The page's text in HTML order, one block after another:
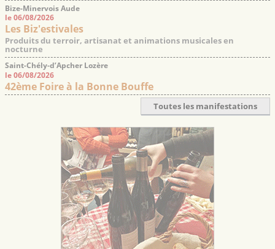
Bize-Minervois Aude
le 06/08/2026
Les Biz'estivales
Produits du terroir, artisanat et animations musicales en
nocturne
Saint-Chély-d’Apcher Lozère
le 06/08/2026
42ème Foire à la Bonne Bouffe
Toutes les manifestations